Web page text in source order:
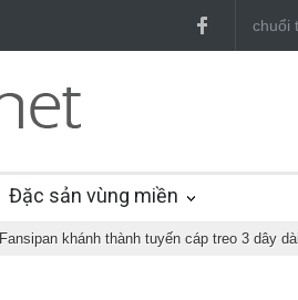
Đặc sản vùng miền
Fansipan khánh thành tuyến cáp treo 3 dây